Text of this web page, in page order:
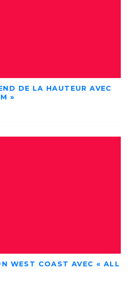
DE LA HAUTEUR AVEC
»
WEST COAST AVEC « ALL